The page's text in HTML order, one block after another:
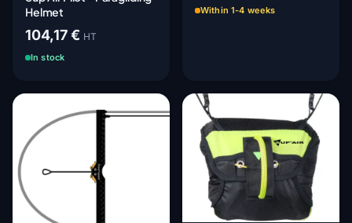
Helmet
104,17 € HT
In stock
Within 1-4 weeks